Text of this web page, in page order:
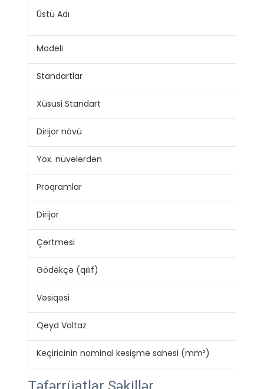
Üstü Adı
Modeli
Standartlar
Xüsusi Standart
Dirijor növü
Yox. nüvələrdən
Proqramlar
Dirijor
Çərtməsi
Gödəkçə (qılıf)
Vəsiqəsi
Qeyd Voltaz
Keçiricinin nominal kəsişmə sahəsi (mm²)